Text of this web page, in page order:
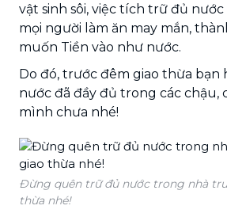
vật sinh sôi, việc tích trữ đủ
mọi người làm ăn may mắn,
muốn Tiền vào như nước.
Do đó, trước đêm giao thừa bạn
nước đã đầy đủ trong các chậu,
mình chưa nhé!
Đừng quên trữ đủ nước trong nhà
thừa nhé!